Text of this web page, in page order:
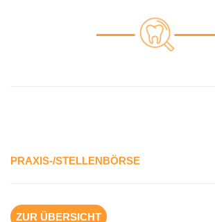
PRAXIS-/STELLENBÖRSE
ZUR ÜBERSICHT